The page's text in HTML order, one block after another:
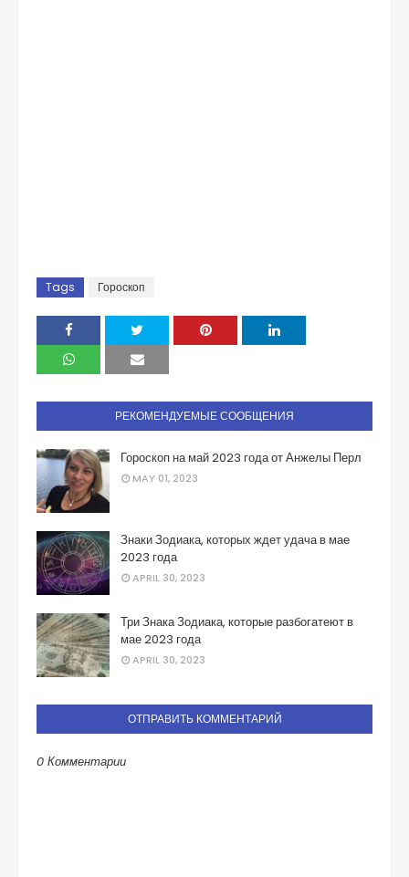
Tags Гороскоп
РЕКОМЕНДУЕМЫЕ СООБЩЕНИЯ
Гороскоп на май 2023 года от Анжелы Перл
MAY 01, 2023
Знаки Зодиака, которых ждет удача в мае
2023 года
APRIL 30, 2023
Три Знака Зодиака, которые разбогатеют в
мае 2023 года
APRIL 30, 2023
ОТПРАВИТЬ КОММЕНТАРИЙ
0 Комментарии